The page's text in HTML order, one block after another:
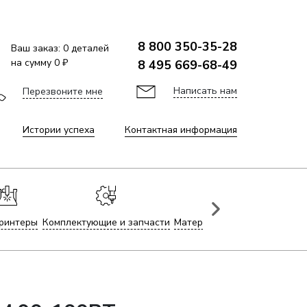
Ваш заказ: 0деталей
на сумму 0 ₽
8 800 350-35-28
8 495 669-68-49
Перезвоните мне Написать нам
Истории успеха Контактная информация
Комплектующие и запчасти Материалы для лазерной